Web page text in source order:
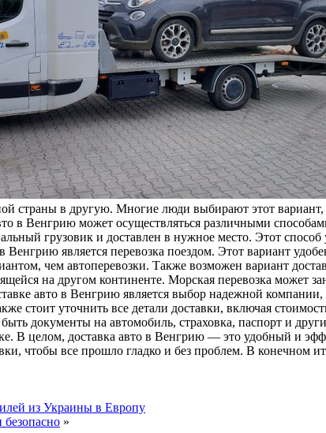
страны в другую. Многие люди выбирают этот
в Венгрию может осуществляться различными
грузовик и доставлен в нужное место. Этот
является перевозка поездом. Этот вариант
чем автоперевозки. Также возможен вариант
на другом континенте. Морская перевозка может
авто в Венгрию является выбор надежной
стоит уточнить все детали доставки, включая
документы на автомобиль, страховка, паспорт и
В целом, доставка авто в Венгрию — это удобный и
чтобы все прошло гладко и без проблем. В конечном
из Украины в Европу
»